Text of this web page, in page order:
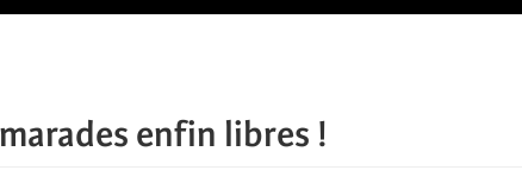
enfin libres !